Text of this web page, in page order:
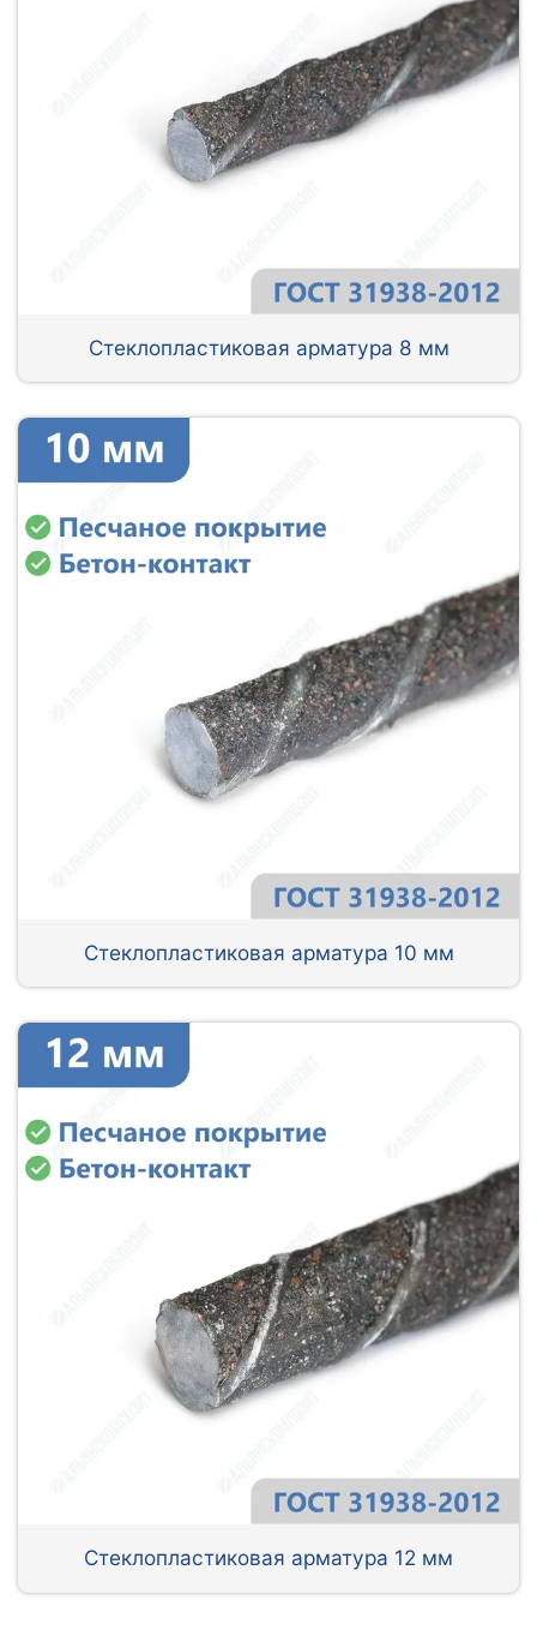
Стеклопластиковая арматура 8 мм
Стеклопластиковая арматура 10 мм
Стеклопластиковая арматура 12 мм